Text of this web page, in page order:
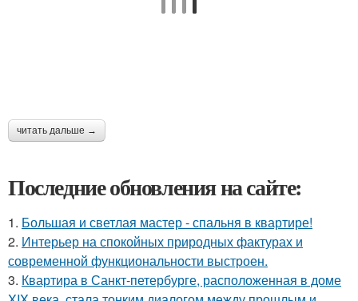
читать дальше →
Последние обновления на сайте:
1. Большая и светлая мастер - спальня в квартире!
2. Интерьер на спокойных природных фактурах и
современной функциональности выстроен.
3. Квартира в Санкт-петербурге, расположенная в доме